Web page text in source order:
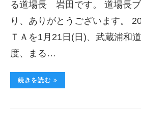
る道場長 岩田です。 道場長ブ
り、ありがとうございます。
ＴＡを1月21日(日)、武蔵浦和
度、まる…
続きを読む